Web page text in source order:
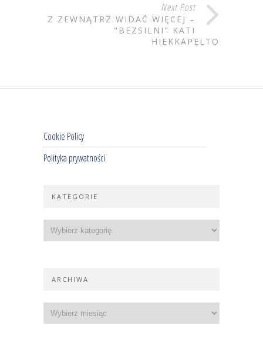
Next Post
Z ZEWNĄTRZ WIDAĆ WIĘCEJ –
"BEZSILNI" KATI
HIEKKAPELTO
Cookie Policy
Polityka prywatności
KATEGORIE
ARCHIWA